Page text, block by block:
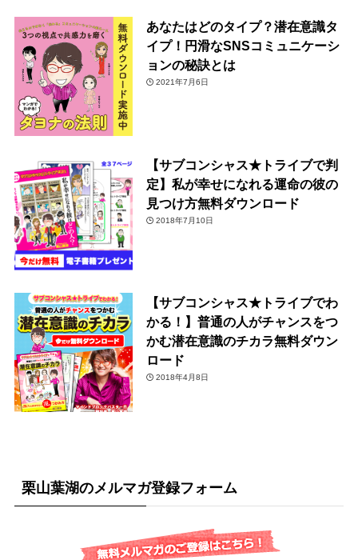
あなたはどのタイプ？潜在意識タ
イプ！円滑なSNSコミュニケーシ
ョンの秘訣とは
2021年7月6日
【サブコンシャス★トライブで判
定】私が幸せになれる運命の彼の
見つけ方無料ダウンロード
2018年7月10日
【サブコンシャス★トライブでわ
かる！】普通の人がチャンスをつ
かむ潜在意識のチカラ無料ダウン
ロード
2018年4月8日
栗山葉湖のメルマガ登録フォーム